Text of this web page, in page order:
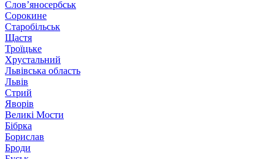
Слов’яносербськ
Сорокине
Старобільськ
Щастя
Троїцьке
Хрустальний
Львівська область
Львів
Стрий
Яворів
Великі Мости
Бібрка
Борислав
Броди